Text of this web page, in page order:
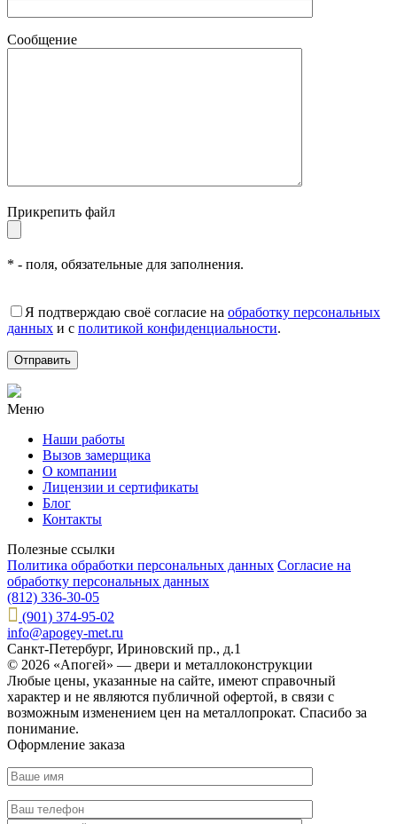
Сообщение
Прикрепить файл
* - поля, обязательные для заполнения.
Я подтверждаю своё согласие на обработку персональных
данных и с политикой конфиденциальности.
Меню
Наши работы
Вызов замерщика
О компании
Лицензии и сертификаты
Блог
Контакты
Полезные ссылки
Политика обработки персональных данных Согласие на
обработку персональных данных
(812) 336-30-05
(901) 374-95-02
info@apogey-met.ru
Санкт-Петербург, Ириновский пр., д.1
© 2026 «Апогей» — двери и металлоконструкции
Любые цены, указанные на сайте, имеют справочный
характер и не являются публичной офертой, в связи с
возможным изменением цен на металлопрокат. Спасибо за
понимание.
Оформление заказа